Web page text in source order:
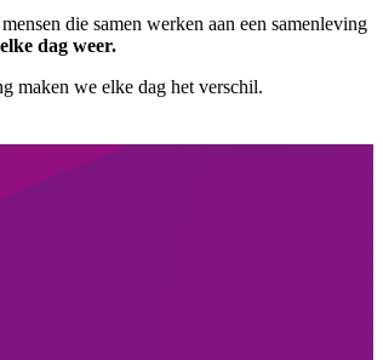
die samen werken aan een samenleving
dag weer.
maken we elke dag het verschil.